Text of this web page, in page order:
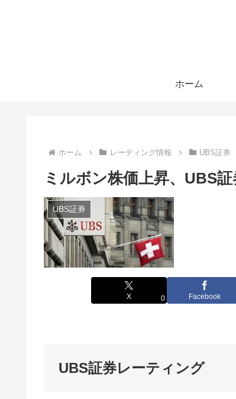
ホーム
ホーム レーティング情報 UBS証券
ミルボン株価上昇、UBS
UBS証券
X 0 Facebook
UBS証券レーティング